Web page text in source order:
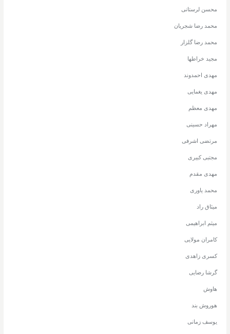
محسن لرستانی
محمد رضا شجریان
محمد رضا گلزار
مجید خراطها
مهدی احمدوند
مهدی یغمایی
مهدی معظم
مهراد حسینی
مرتضی اشرفی
مجتبی کبیری
مهدی مقدم
محمد یاوری
میثاق راد
میثم ابراهیمی
کامران مولایی
کسری زاهدی
گرشا رضایی
هاوش
هوروش بند
یوسف زمانی